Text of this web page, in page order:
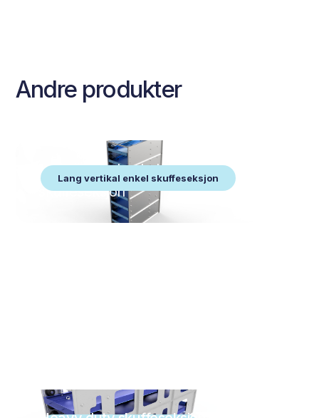
Andre produkter
Lang vertikal enkel skuffeseksjon
Lang vertikal enkel
skuffeseksjon